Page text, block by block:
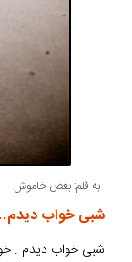
به قلم: بغض خاموش
شبی خواب
شبی خواب دیدم .